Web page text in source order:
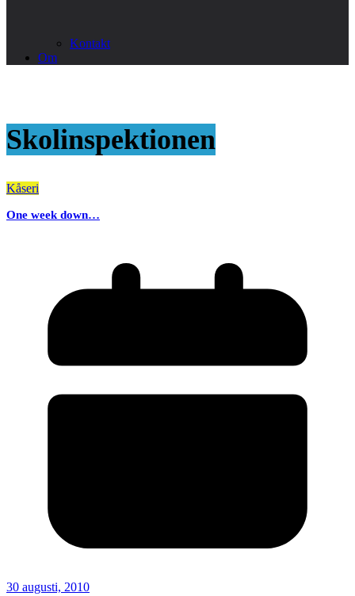
Kontakt
Om
Skolinspektionen
Kåseri
One week down…
30 augusti, 2010